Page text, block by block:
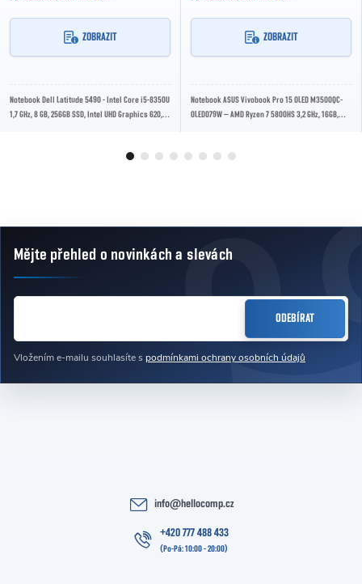
ZOBRAZIT
Notebook Dell Latitude 5490 - Intel Core i5-8350U
1,7 GHz, 8 GB, 256GB SSD, Intel UHD Graphics 620,
ZOBRAZIT
Notebook ASUS Vivobook Pro 15 OLED M3500QC-
OLED079W – AMD Ryzen 7 5800HS 3,2 GHz, 16GB,
Zápatí
Mějte přehled o novinkácha slevách
Vložením e-mailu souhlasíte s podmínkami ochrany osobních údajů
ODEBÍRAT
info@hellocomp.cz
+420 777 488 433